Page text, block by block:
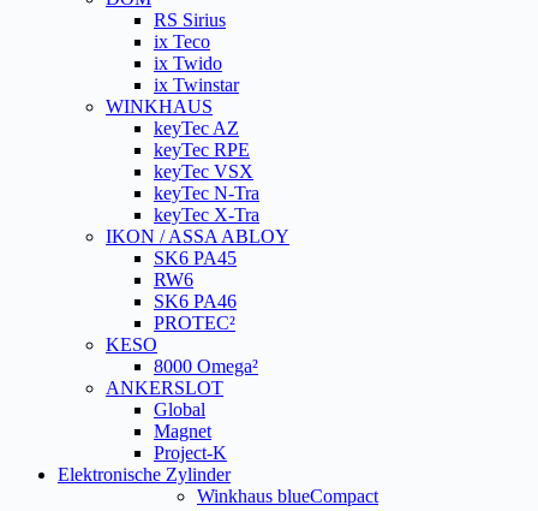
RS Sirius
ix Teco
ix Twido
ix Twinstar
WINKHAUS
keyTec AZ
keyTec RPE
keyTec VSX
keyTec N-Tra
keyTec X-Tra
IKON / ASSA ABLOY
SK6 PA45
RW6
SK6 PA46
PROTEC²
KESO
8000 Omega²
ANKERSLOT
Global
Magnet
Project-K
Elektronische Zylinder
Winkhaus blueCompact